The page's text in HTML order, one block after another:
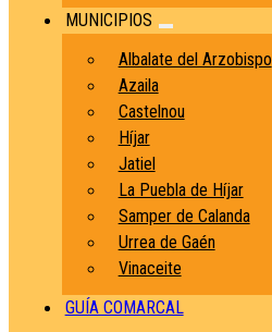
MUNICIPIOS
Albalate del Arzobispo
Azaila
Castelnou
Híjar
Jatiel
La Puebla de Híjar
Samper de Calanda
Urrea de Gaén
Vinaceite
GUÍA COMARCAL